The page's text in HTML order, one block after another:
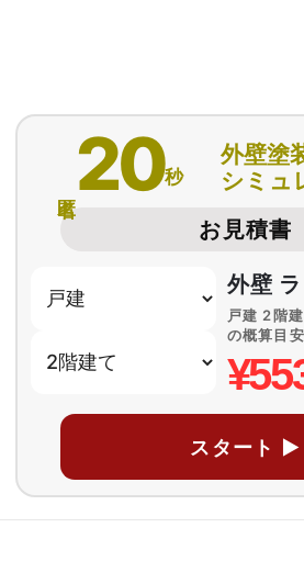
20秒
外壁塗
シミュ
お見積書
外壁
戸建 2階
の概算目安
スタート ▶